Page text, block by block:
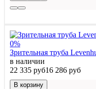
0%
Зрительная труба
в наличии
22 335 руб16 286 руб
В корзину